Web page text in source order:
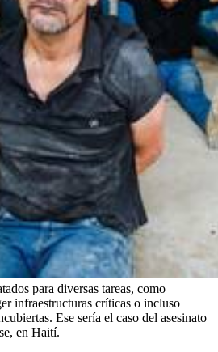
para diversas tareas, como
infraestructuras críticas o incluso
Ese sería el caso del asesinato
en Haití.